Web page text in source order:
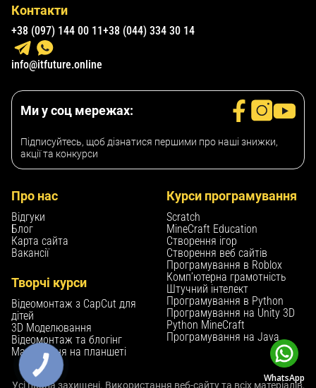
WhatsApp
Ми у соц мережах:
Підписуйтесь, щоб дізнатися першими про наші знижки,
акції та конкурси
Усі права захищені. Використання веб-сайту та всіх матеріалів,
Про нас
Відгуки
Блог
Карта сайта
Вакансії
Курси програмування
Scratch
MineCraft Education
Створення ігор
Створення веб сайтів
Програмування в Roblox
Комп’ютерна грамотність
Штучний інтелект
Програмування в Python
Програмування на Unity 3D
Python MineCraft
Програмування на Java
Творчі курси
Відеомонтаж з CapCut для
дітей
3D Моделювання
Відеомонтаж та блогінг
Малювання на планшеті
Контакти
+38 (097) 144 00 11+38 (044) 334 30 14
info@itfuture.online